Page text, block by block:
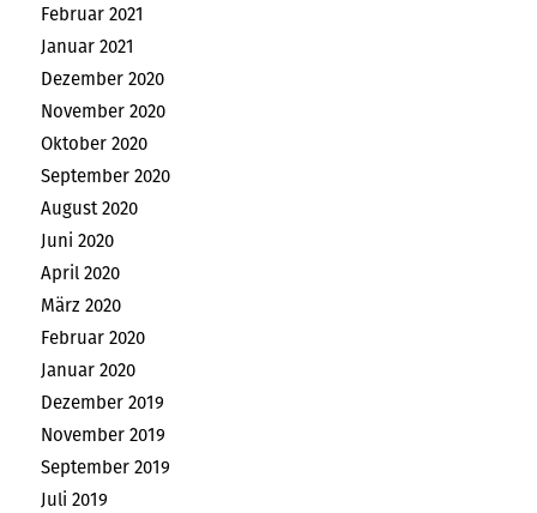
Februar 2021
Januar 2021
Dezember 2020
November 2020
Oktober 2020
September 2020
August 2020
Juni 2020
April 2020
März 2020
Februar 2020
Januar 2020
Dezember 2019
November 2019
September 2019
Juli 2019